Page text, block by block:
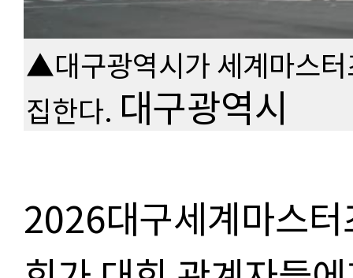
▲대구광역시가 세계마스터
집한다. 대구광역시
2026대구세계마스